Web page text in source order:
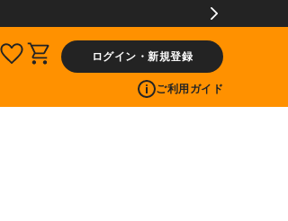
ログイン・新規登録
ご利用ガイド